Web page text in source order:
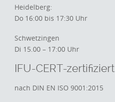
Heidelberg:
Do 16:00 bis 17:30 Uhr
Schwetzingen
Di 15.00 – 17:00 Uhr
IFU-CERT-zertifiziert
nach DIN EN ISO 9001:2015